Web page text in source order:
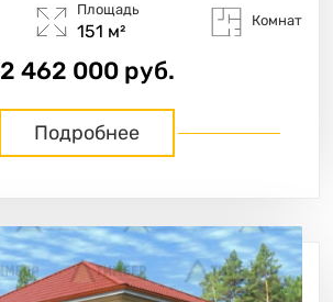
Площадь
151 м²
Комнат
2 462 000 руб.
Подробнее